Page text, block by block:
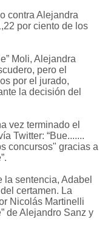
contra Alejandra
por ciento de los
Moli, Alejandra
pero el
por el jurado,
la decisión del
vez terminado el
Twitter: “Bue.......
concursos" gracias a
la sentencia, Adabel
certamen. La
Nicolás Martinelli
de Alejandro Sanz y